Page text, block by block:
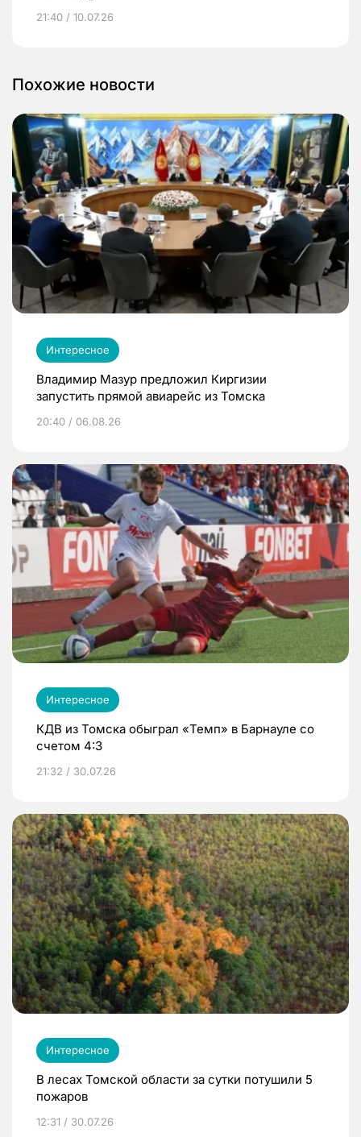
21:40 / 10.07.26
Похожие новости
Интересное
Владимир Мазур предложил Киргизии
запустить прямой авиарейс из Томска
20:40 / 06.08.26
Интересное
КДВ из Томска обыграл «Темп» в Барнауле со
счетом 4:3
21:32 / 30.07.26
Интересное
В лесах Томской области за сутки потушили 5
пожаров
12:31 / 30.07.26